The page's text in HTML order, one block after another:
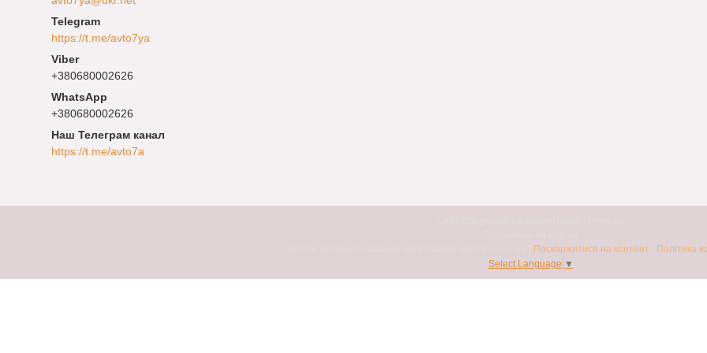
https://t.me/avto7ya
+380680002626
+380680002626
Наш Телеграм канал
https://t.me/avto7a
Поскаржитися на контент
Політика
Select Language ▼